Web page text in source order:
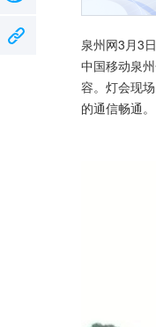
泉州网3月3
中国移动泉
容。灯会现
的通信畅通。